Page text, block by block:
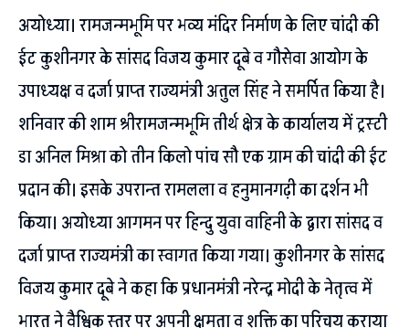
अयोध्या। रामजन्मभूमि पर भव्य मंदिर निर्माण के लिए चांदी की
ईट कुशीनगर के सांसद विजय कुमार दूबे व गौसेवा आयोग के
उपाध्यक्ष व दर्जा प्राप्त राज्यमंत्री अतुल सिंह ने समर्पित किया है।
शनिवार की शाम श्रीरामजन्मभूमि तीर्थ क्षेत्र के कार्यालय में ट्रस्टी
डा अनिल मिश्रा को तीन किलो पांच सौ एक ग्राम की चांदी की ईट
प्रदान की। इसके उपरान्त रामलला व हनुमानगढ़ी का दर्शन भी
किया। अयोध्या आगमन पर हिन्दु युवा वाहिनी के द्वारा सांसद व
दर्जा प्राप्त राज्यमंत्री का स्वागत किया गया। कुशीनगर के सांसद
विजय कुमार दूबे ने कहा कि प्रधानमंत्री नरेन्द्र मोदी के नेतृत्व में
भारत ने वैश्विक स्तर पर अपनी क्षमता व शक्ति का परिचय कराया